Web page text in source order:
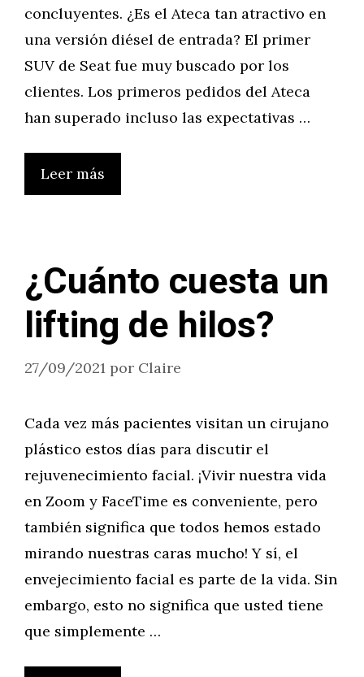
concluyentes. ¿Es el Ateca tan atractivo en
una versión diésel de entrada? El primer
SUV de Seat fue muy buscado por los
clientes. Los primeros pedidos del Ateca
han superado incluso las expectativas …
Leer más
¿Cuánto cuesta un
lifting de hilos?
27/09/2021 por Claire
Cada vez más pacientes visitan un cirujano
plástico estos días para discutir el
rejuvenecimiento facial. ¡Vivir nuestra vida
en Zoom y FaceTime es conveniente, pero
también significa que todos hemos estado
mirando nuestras caras mucho! Y sí, el
envejecimiento facial es parte de la vida. Sin
embargo, esto no significa que usted tiene
que simplemente …